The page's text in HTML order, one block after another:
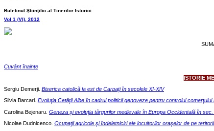
Buletinul Ştiinţific al Tinerilor Istorici
Vol 1 (VI), 2012
Cuvânt înainte
ISTORIE
Sergiu Demerji. Biserica catolică la est de Carpaţi în secolele XI-XIV
Silvia Barcari. Evoluţia Cetăţii Albe în cadrul politicii genoveze pentru controlul
Carolina Bejenaru Geneza şi evoluţia târgurilor medievale în Europa Occidentală în sec.
Nicolae Dudnicenco. Ocupaţii agricole şi îndeletniciri ale locuitorilor oraşelor de pe